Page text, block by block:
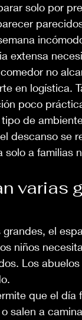
solo por
extensa
no
en logística.
poco
de
descanso se
a familias
varias
grandes, el
niños
Los
que el
salen a